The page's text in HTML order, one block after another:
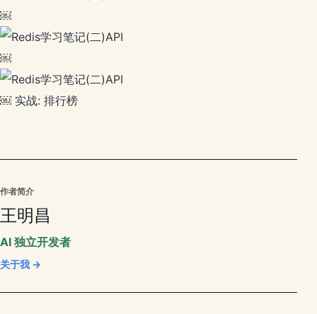
￼
￼
￼ 实战: 排行榜
作者简介
王明昌
AI 独立开发者
关于我 →